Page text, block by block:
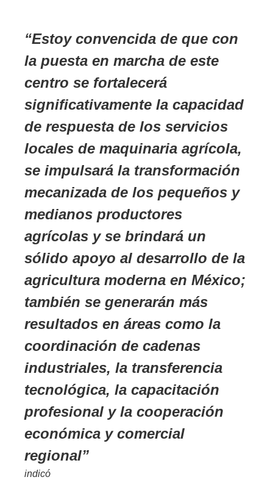
Estoy convencida de que con
la puesta en marcha de este
centro se fortalecerá
significativamente la capacidad
de respuesta de los servicios
locales de maquinaria agrícola,
se impulsará la transformación
mecanizada de los pequeños y
medianos productores
agrícolas y se brindará un
sólido apoyo al desarrollo de la
agricultura moderna en México;
también se generarán más
resultados en áreas como la
coordinación de cadenas
industriales, la transferencia
tecnológica, la capacitación
profesional y la cooperación
económica y comercial
regional
indicó